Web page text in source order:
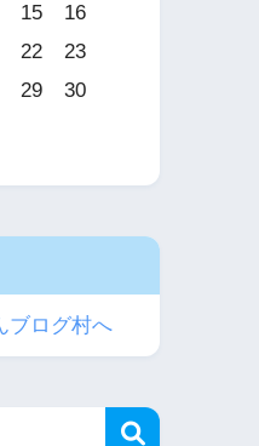
15
16
22
23
29
30